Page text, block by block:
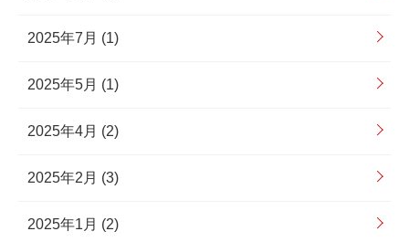
2025年7月 (1)
2025年5月 (1)
2025年4月 (2)
2025年2月 (3)
2025年1月 (2)